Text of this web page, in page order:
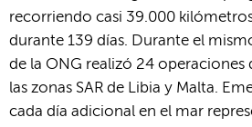
recorriendo casi 39.000
durante 139 días. Durante el
de la ONG realizó 24 operaciones
las zonas SAR de Libia y Malta.
cada día adicional en el mar